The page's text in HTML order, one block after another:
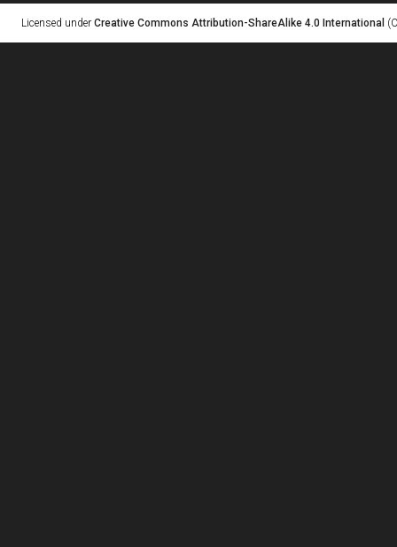
Licensed under Creative Commons Attribution-ShareAlike 4.0 International